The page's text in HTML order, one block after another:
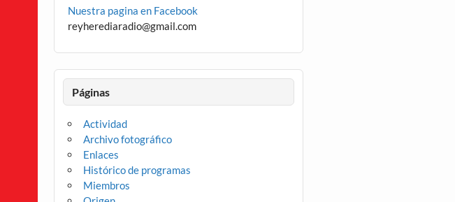
Nuestra pagina en Facebook
reyherediaradio@gmail.com
Páginas
Actividad
Archivo fotográfico
Enlaces
Histórico de programas
Miembros